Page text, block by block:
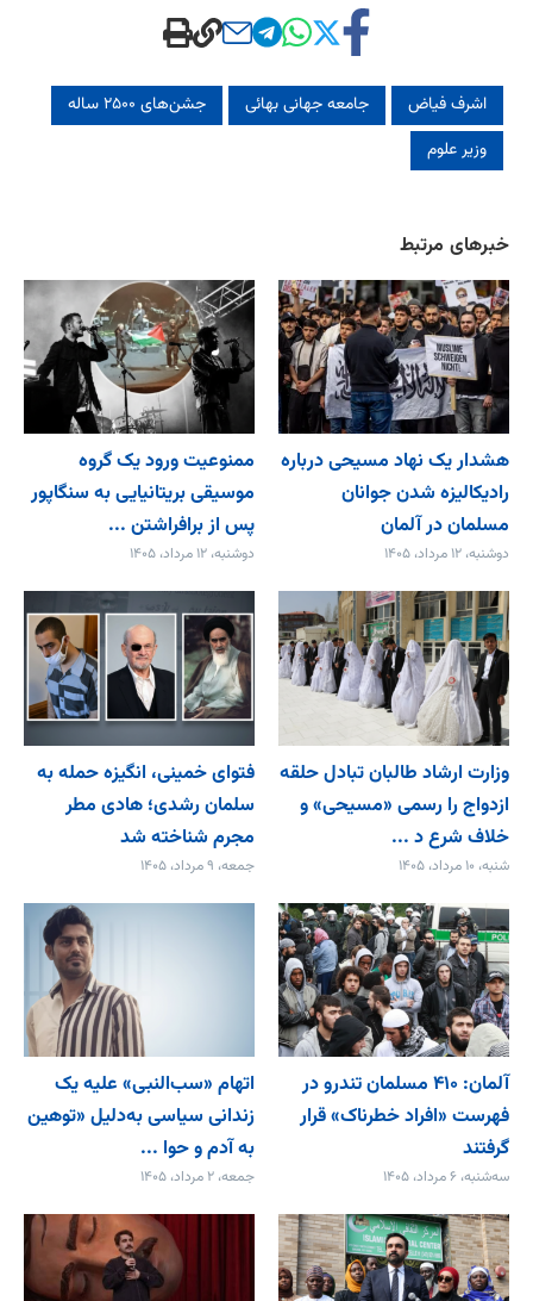
اشرف فیاض جامعه جهانی بهائی
جشن‌های ۲۵۰۰ ساله
وزیر علوم
خبرهای مرتبط
هشدار یک نهاد مسیحی درباره
رادیکالیزه شدن جوانان
مسلمان در آلمان
دوشنبه، ۱۲ مرداد، ۱۴۰۵
ممنوعیت ورود یک گروه
موسیقی بریتانیایی به سنگاپور
پس از برافراشتن ...
دوشنبه، ۱۲ مرداد، ۱۴۰۵
وزارت ارشاد طالبان تبادل حلقه
ازدواج را رسمی «مسیحی» و
خلاف شرع د ...
شنبه، ۱۰ مرداد، ۱۴۰۵
فتوای خمینی، انگیزه حمله به
سلمان رشدی؛ هادی مطر
مجرم شناخته شد
جمعه، ۹ مرداد، ۱۴۰۵
آلمان: ۴۱۰ مسلمان تندرو در
فهرست «افراد خطرناک» قرار
گرفتند
سه‌شنبه، ۶ مرداد، ۱۴۰۵
اتهام «سب‌النبی» علیه یک
زندانی سیاسی به‌دلیل «توهین
به آدم و حوا ...
جمعه، ۲ مرداد، ۱۴۰۵